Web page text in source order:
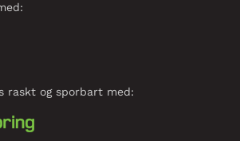
raskt og sporbart med: